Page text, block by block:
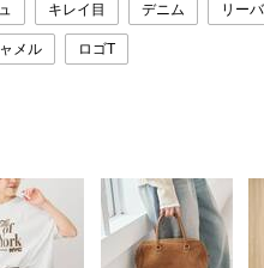
キレイ目 デニム リー
メル ロゴT